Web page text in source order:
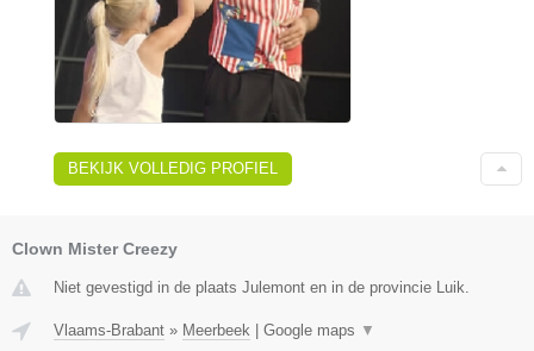
BEKIJK VOLLEDIG PROFIEL
Clown Mister Creezy
Niet gevestigd in de plaats Julemont en in de provincie Luik.
Vlaams-Brabant » Meerbeek Google maps ▼